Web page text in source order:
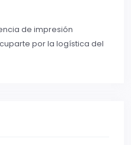
de impresión
por la logística del